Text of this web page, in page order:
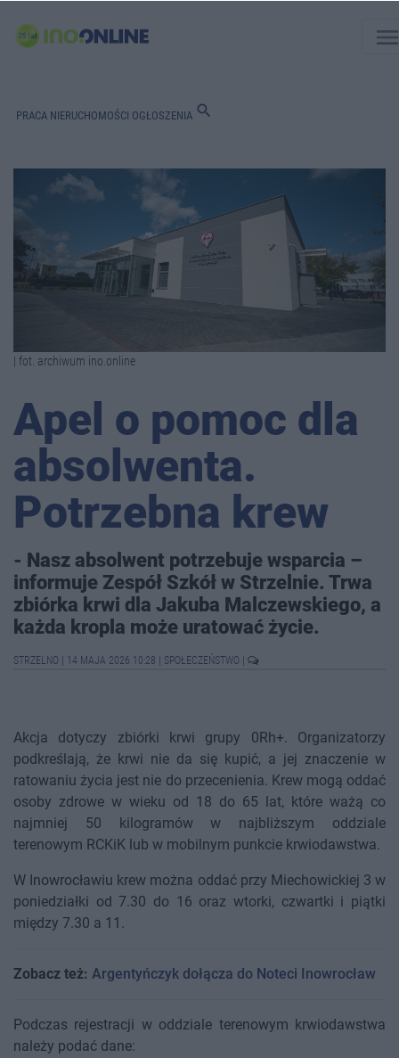
PRACA NIERUCHOMOŚCI OGŁOSZENIA search
| fot. archiwum ino.online
Apel o pomoc dla
absolwenta.
Potrzebna krew
- Nasz absolwent potrzebuje wsparcia –
informuje Zespół Szkół w Strzelnie. Trwa
zbiórka krwi dla Jakuba Malczewskiego, a
każda kropla może uratować życie.
STRZELNO 14 MAJA 2026 10:28 SPOŁECZEŃSTWO
Akcja dotyczy zbiórki krwi grupy 0Rh+. Organizatorzy
podkreślają, że krwi nie da się kupić, a jej znaczenie w
ratowaniu życia jest nie do przecenienia. Krew mogą oddać
osoby zdrowe w wieku od 18 do 65 lat, które ważą co
najmniej 50 kilogramów w najbliższym oddziale
terenowym RCKiK lub w mobilnym punkcie krwiodawstwa.
W Inowrocławiu krew można oddać przy Miechowickiej 3 w
poniedziałki od 7.30 do 16 oraz wtorki, czwartki i piątki
między 7.30 a 11.
Zobacz też: Argentyńczyk dołącza do Noteci Inowrocław
Podczas rejestracji w oddziale terenowym krwiodawstwa
należy podać dane: